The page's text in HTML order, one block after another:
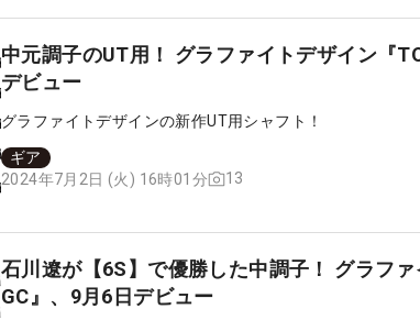
中元調子のUT用！ グラファイトデザイン『
デビュー
グラファイトデザインの新作UT用シャフト！
ギア
2024年7月2日 (火) 16時01分
13
石川遼が【6S】で優勝した中調子！ グラフ
GC』、9月6日デビュー